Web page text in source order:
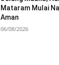
Mataram Mulai
Aman
06/08/2026